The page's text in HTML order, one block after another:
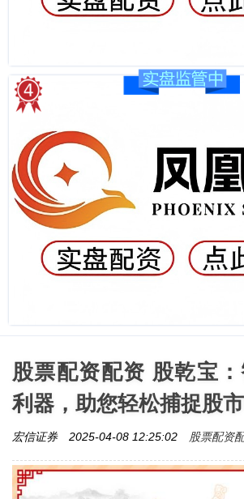
股票配资配资 股乾宝
利器，助您轻松捕捉股市
宏信证券 2025-04-08 12:25:02 股票配资